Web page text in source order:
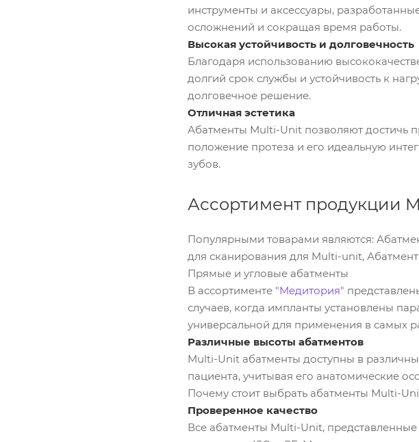
инструменты и аксессуары,
осложнений и сокращая время работы.
Высокая устойчивость и долговечность
Благодаря использованию
долгий срок службы и устойчивость к
долговечное решение.
Отличная эстетика
Абатменты Multi-Unit позволяют достичь
положение протеза и его идеальную
зубов.
Ассортимент продукции
Популярными товарами являются:
для сканирования для Multi-unit,
Прямые и угловые абатменты
В ассортименте "Медитория"
случаев, когда импланты установлены
универсальной для применения в самых
Различные высоты абатментов
Multi-Unit абатменты доступны в
пациента, учитывая его анатомические
Почему стоит выбрать абатменты Multi-
Проверенное качество
Все абатменты Multi-Unit, представленные